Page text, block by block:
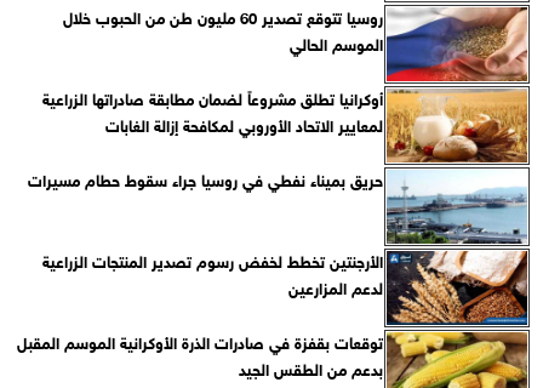
روسيا تتوقع تصدير 60 مليون طن من الحبوب خلال
الموسم الحالي
أوكرانيا تطلق مشروعاً لضمان مطابقة صادراتها الزراعية
لمعايير الاتحاد الأوروبي لمكافحة إزالة الغابات
حريق بميناء نفطي في روسيا جراء سقوط حطام مسيرات
الأرجنتين تخطط لخفض رسوم تصدير المنتجات الزراعية
لدعم المزارعين
توقعات بقفزة في صادرات الذرة الأوكرانية الموسم المقبل
بدعم من الطقس الجيد